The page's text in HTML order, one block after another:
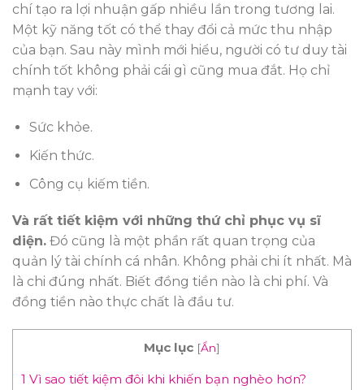
chí tạo ra lợi nhuận gấp nhiều lần trong tương lai.
Một kỹ năng tốt có thể thay đổi cả mức thu nhập
của bạn. Sau này mình mới hiểu, người có tư duy tài
chính tốt không phải cái gì cũng mua đắt. Họ chỉ
mạnh tay với:
Sức khỏe.
Kiến thức.
Công cụ kiếm tiền.
Và rất tiết kiệm với những thứ chỉ phục vụ sĩ
diện. Đó cũng là một phần rất quan trọng của
quản lý tài chính cá nhân. Không phải chi ít nhất. Mà
là chi đúng nhất. Biết đồng tiền nào là chi phí. Và
đồng tiền nào thực chất là đầu tư.
Mục lục [Ẩn]
1 Vì sao tiết kiệm đôi khi khiến bạn nghèo hơn?